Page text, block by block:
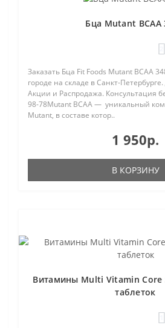
Бца Mutant BCAA
Заказать Бца Fit Foods Mutant BCAA
городе на складе в Санкт-
Акции и Распродажа. Консультация
98-78Mutant BCAA — уникальный
Mutant, в составе котор..
1 950р.
В КОРЗИНУ
Витамины Multi Vitamin Core
таблеток